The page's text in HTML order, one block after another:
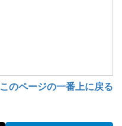
このページの一番上に戻る